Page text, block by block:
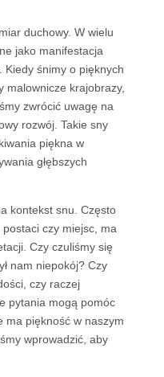
duchowy. W wielu
jako manifestacja
Kiedy śnimy o pięknych
malownicze krajobrazy,
zwrócić uwagę na
rozwój. Takie sny
piękna w
głębszych
kontekst snu. Często
czy miejsc, ma
Czy czuliśmy się
nam niepokój? Czy
czy raczej
pytania mogą pomóc
ma piękność w naszym
wprowadzić, aby